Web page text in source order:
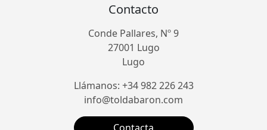
Contacto
Conde Pallares, Nº 9
27001 Lugo
Lugo
Llámanos: +34 982 226 243
info@toldabaron.com